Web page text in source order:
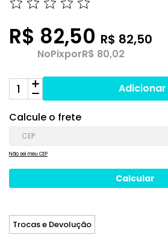
R$ 82,50 R$ 82,50
NoPixporR$ 80,02
Adicionar
Calcule o frete
Não sei meu CEP
Trocas e Devolução